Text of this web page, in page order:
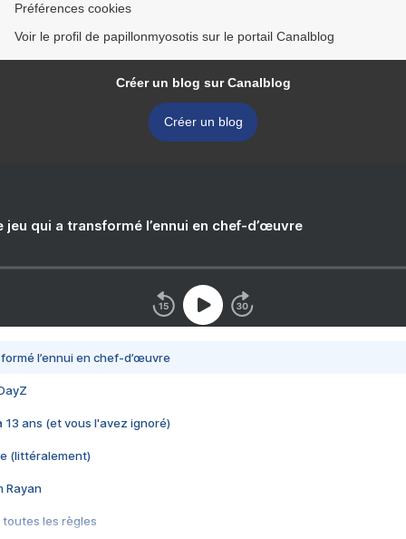
Préférences cookies
Voir le profil de papillonmyosotis sur le portail Canalblog
Créer un blog sur Canalblog
Créer un blog
jeu qui a transformé l’ennui en chef-d’œuvre
l’ennui en chef-d’œuvre
13 ans (et vous l'avez ignoré)
(littéralement)
Rayan
toutes les règles